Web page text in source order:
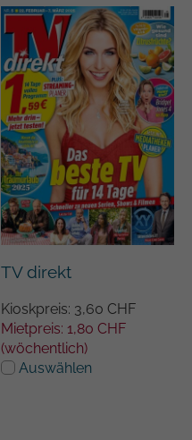
TV direkt
Kioskpreis: 3,60 CHF
Mietpreis: 1,80 CHF
(wöchentlich)
Auswählen